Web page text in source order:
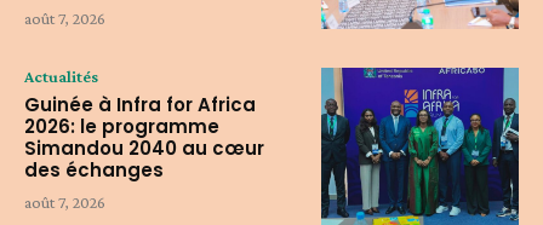
août 7, 2026
Actualités
Guinée à Infra for Africa
2026: le programme
Simandou 2040 au cœur
des échanges
août 7, 2026